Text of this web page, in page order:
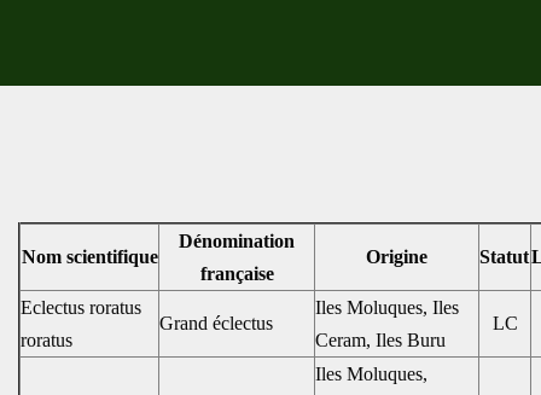
Nom scientifique
Dénomination
française
Origine Statut
Eclectus roratus
roratus
Grand éclectus
Iles Moluques, Iles
Ceram, Iles Buru
LC
Iles Moluques,